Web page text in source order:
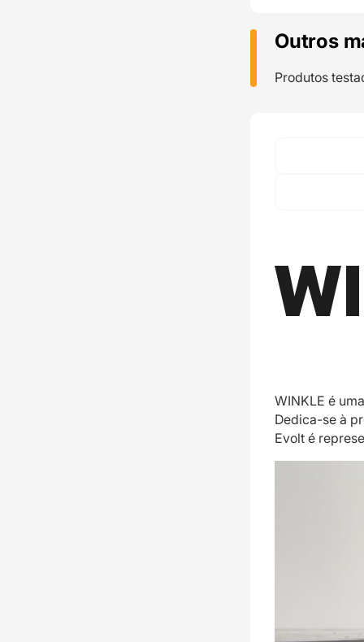
Outros
Produtos
WINKLE é
Dedica-se à
Evolt é